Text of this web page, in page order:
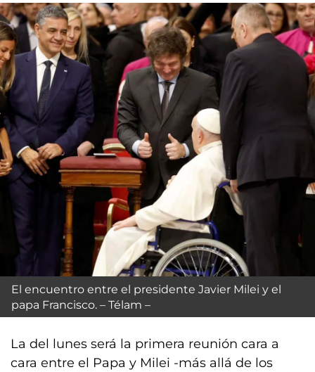
El encuentro entre el presidente Javier Milei y el
papa Francisco. – Télam –
La del lunes será la primera reunión cara a
cara entre el Papa y Milei -más allá de los